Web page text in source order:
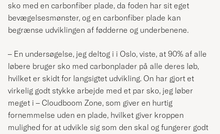
sko med en carbonfiber plade, da foden har sit eget
bevægelsesmønster, og en carbonfiber plade kan
begrænse udviklingen af fødderne og underbenene.
– En undersøgelse, jeg deltog i i Oslo, viste, at 90% af alle
løbere bruger sko med carbonplader på alle deres løb,
hvilket er skidt for langsigtet udvikling. On har gjort et
virkelig godt stykke arbejde med et par sko, jeg løber
meget i – Cloudboom Zone, som giver en hurtig
fornemmelse uden en plade, hvilket giver kroppen
mulighed for at udvikle sig som den skal og fungerer godt